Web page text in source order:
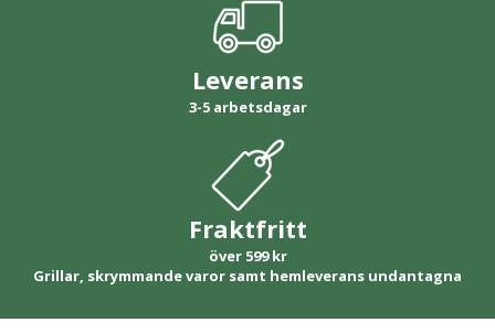
Leverans
3-5 arbetsdagar
Fraktfritt
över 599 kr
Grillar, skrymmande varor samt hemleverans undantagna